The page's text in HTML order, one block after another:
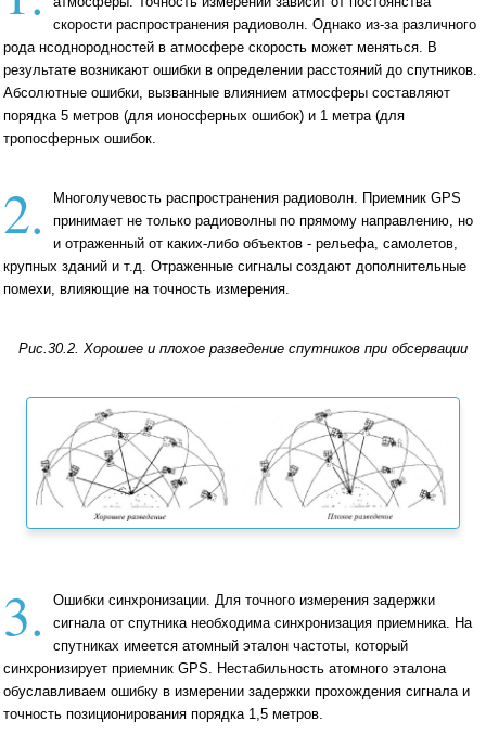
скорости распространения радиоволн. Однако из-за различного
рода нсоднородностей в атмосфере скорость может меняться. В
результате возникают ошибки в определении расстояний до спутников.
Абсолютные ошибки, вызванные влиянием атмосферы составляют
порядка 5 метров (для ионосферных ошибок) и 1 метра (для
тропосферных ошибок.
2.
Многолучевость распространения радиоволн. Приемник GPS
принимает не только радиоволны по прямому направлению, но
и отраженный от каких-либо объектов - рельефа, самолетов,
крупных зданий и т.д. Отраженные сигналы создают дополнительные
помехи, влияющие на точность измерения.
Рис.30.2. Хорошее и плохое разведение спутников при обсервации
3.
Ошибки синхронизации. Для точного измерения задержки
сигнала от спутника необходима синхронизация приемника. На
спутниках имеется атомный эталон частоты, который
синхронизирует приемник GPS. Нестабильность атомного эталона
обуславливаем ошибку в измерении задержки прохождения cигнала и
точность позиционирования порядка 1,5 метров.